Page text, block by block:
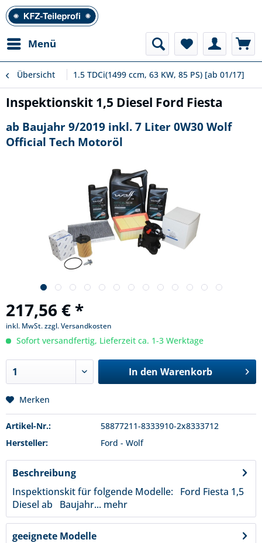
Menü
Übersicht 1.5 TDCi(1499 ccm, 63 KW, 85 PS) [ab 01/17]
Inspektionskit 1,5 Diesel Ford Fiesta
ab Baujahr 9/2019 inkl. 7 Liter 0W30 Wolf
Official Tech Motoröl
217,56 € *
inkl. MwSt.zzgl. Versandkosten
Sofort versandfertig, Lieferzeit ca. 1-3 Werktage
In den Warenkorb
Merken
Artikel-Nr.:
58877211-8333910-2x8333712
Hersteller:
Ford - Wolf
Beschreibung
Inspektionskit für folgende Modelle: Ford Fiesta 1,5
Diesel ab Baujahr... mehr
geeignete Modelle